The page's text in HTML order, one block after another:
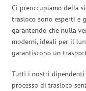
Ci preoccupiamo della
trasloco sono esperti e
garantendo che nulla
moderni, ideali per il
garantiscono un
Tutti i nostri dipendenti
processo di trasloco